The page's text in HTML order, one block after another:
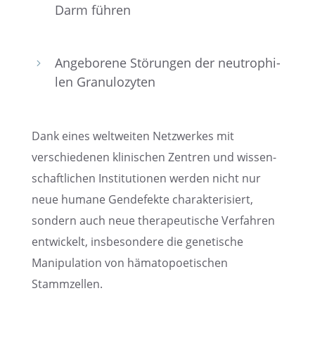
Darm führen
5
Angebo­rene Störun­gen der neutro­phi­
len Granulozyten
Dank eines weltwei­ten Netzwer­kes mit
verschie­de­nen klini­schen Zentren und wissen­
schaft­li­chen Insti­tu­tio­nen werden nicht nur
neue humane Gende­fekte charak­te­ri­siert,
sondern auch neue thera­peu­ti­sche Verfah­ren
entwi­ckelt, insbe­son­dere die geneti­sche
Manipu­la­tion von hämato­poe­ti­schen
Stammzellen.